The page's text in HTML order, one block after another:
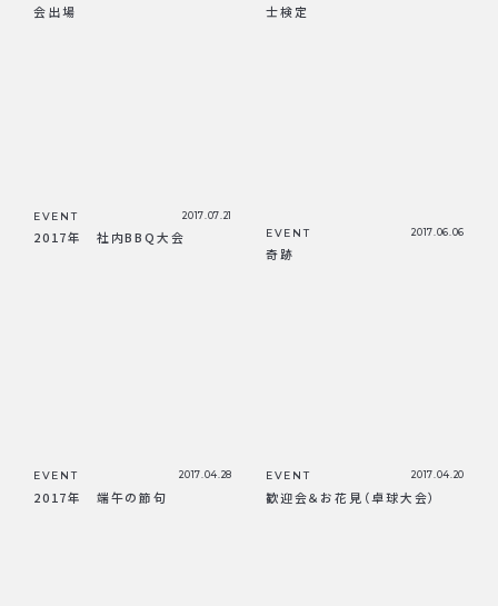
会出場
士検定
EVENT 2017.07.21
2017年 社内BBQ大会 EVENT 2017.06.06
奇跡
EVENT 2017.04.28
2017年 端午の節句
EVENT 2017.04.20
歓迎会＆お花見（卓球大会）